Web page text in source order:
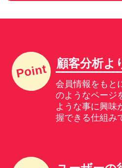
顧客分析よ
会員情報をもと
のようなページ
ような事に興味
握できる仕組み